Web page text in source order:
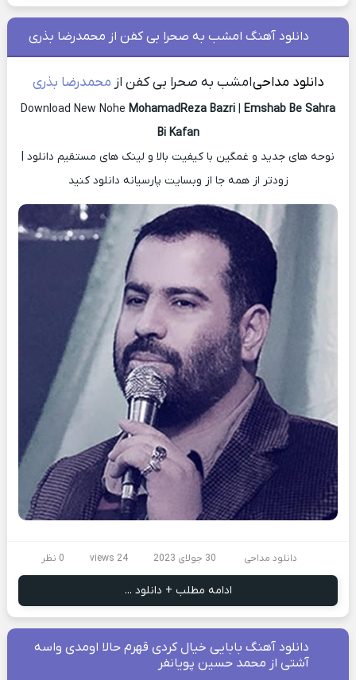
دانلود آهنگ امشب به صحرا بی کفن از محمدرضا بذری
دانلود مداحیامشب به صحرا بی کفن از محمدرضا بذری
Download New Nohe MohamadReza Bazri | Emshab Be Sahra
Bi Kafan
نوحه های جدید و غمگین با کیفیت بالا و لینک های مستقیم دانلود |
زودتر از همه جا از وبسایت پارسیانه دانلود کنید
دانلود مداحی 30 جولای 2023 24 views 0 نظر
ادامه مطلب + دانلود ...
دانلود آهنگ بابایی خیال کردی قهرم حالا اومدی واسه
آشتی از محمد حسین پویانفر